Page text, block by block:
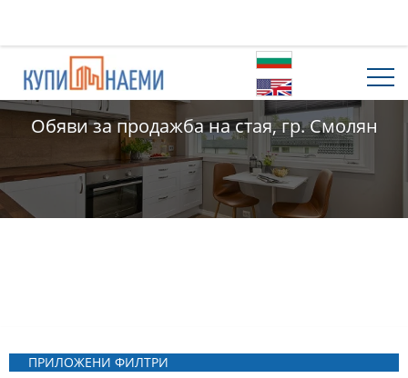
Обяви за продажба на стая, гр. Смолян
ПРИЛОЖЕНИ ФИЛТРИ